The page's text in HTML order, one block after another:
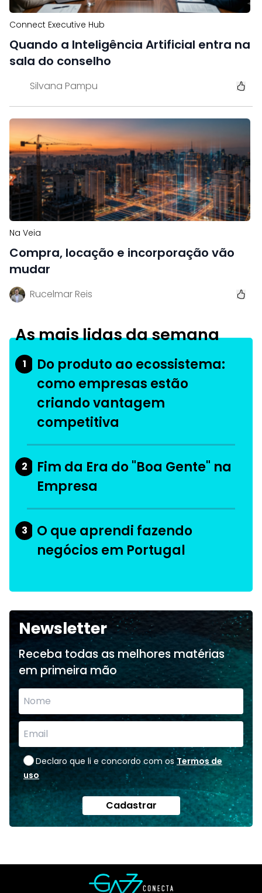
Connect Executive Hub
Quando a Inteligência Artificial entra na
sala do conselho
Silvana Pampu
Na Veia
Compra, locação e incorporação vão
mudar
Rucelmar Reis
As mais lidas da semana
1
Do produto ao ecossistema:
como empresas estão
criando vantagem
competitiva
2
Fim da Era do "Boa Gente" na
Empresa
3
O que aprendi fazendo
negócios em Portugal
Newsletter
Receba todas as melhores matérias
em primeira mão
Declaro que li e concordo com os Termos de
uso
Cadastrar